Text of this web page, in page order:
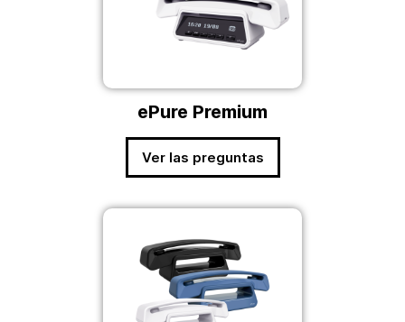
ePure Premium
Ver las preguntas